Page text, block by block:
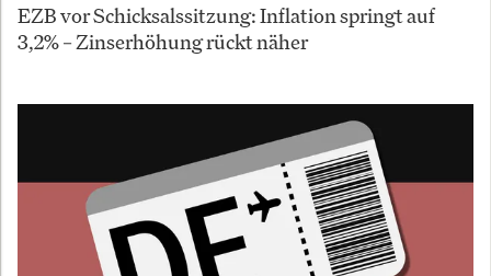
EZB vor Schicksalssitzung: Inflation springt auf
3,2% – Zinserhöhung rückt näher